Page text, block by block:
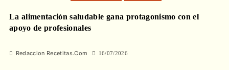
La alimentación saludable gana protagonismo con el
apoyo de profesionales
Redaccion Recetitas.Com 16/07/2026